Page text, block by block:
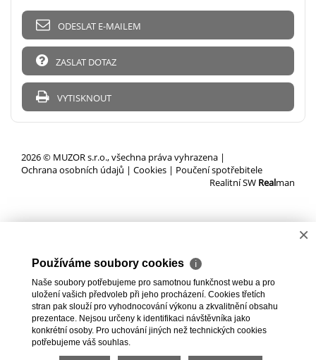
ODESLAT E-MAILEM
ZASLAT DOTAZ
VYTISKNOUT
2026 © MUZOR s.r.o., všechna práva vyhrazena |
Ochrana osobních údajů | Cookies | Poučení spotřebitele
Realitní SW Realman
×
Používáme soubory cookies ℹ
Naše soubory potřebujeme pro samotnou funkčnost webu a pro
uložení vašich předvoleb při jeho procházení. Cookies třetích
stran pak slouží pro vyhodnocování výkonu a zkvalitnění obsahu
prezentace. Nejsou určeny k identifikaci návštěvníka jako
konkrétní osoby. Pro uchování jiných než technických cookies
potřebujeme váš souhlas.